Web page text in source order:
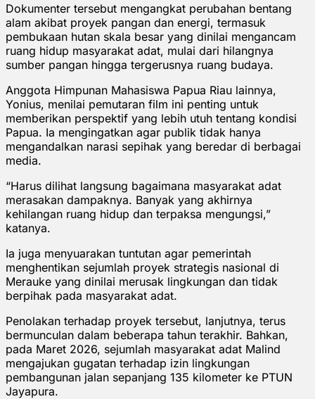
Dokumenter tersebut mengangkat perubahan bentang
alam akibat proyek pangan dan energi, termasuk
pembukaan hutan skala besar yang dinilai mengancam
ruang hidup masyarakat adat, mulai dari hilangnya
sumber pangan hingga tergerusnya ruang budaya.
Anggota Himpunan Mahasiswa Papua Riau lainnya,
Yonius, menilai pemutaran film ini penting untuk
memberikan perspektif yang lebih utuh tentang kondisi
Papua. Ia mengingatkan agar publik tidak hanya
mengandalkan narasi sepihak yang beredar di berbagai
media.
“Harus dilihat langsung bagaimana masyarakat adat
merasakan dampaknya. Banyak yang akhirnya
kehilangan ruang hidup dan terpaksa mengungsi,”
katanya.
Ia juga menyuarakan tuntutan agar pemerintah
menghentikan sejumlah proyek strategis nasional di
Merauke yang dinilai merusak lingkungan dan tidak
berpihak pada masyarakat adat.
Penolakan terhadap proyek tersebut, lanjutnya, terus
bermunculan dalam beberapa tahun terakhir. Bahkan,
pada Maret 2026, sejumlah masyarakat adat Malind
mengajukan gugatan terhadap izin lingkungan
pembangunan jalan sepanjang 135 kilometer ke PTUN
Jayapura.